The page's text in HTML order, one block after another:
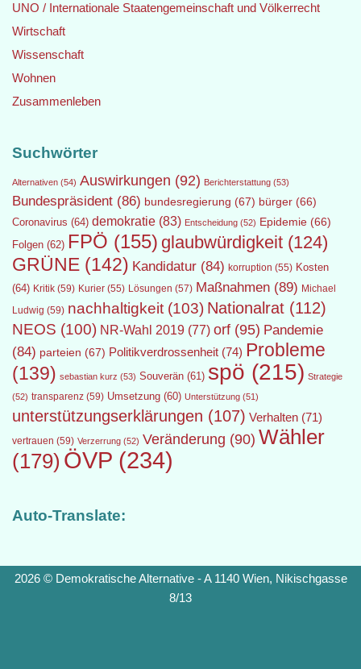
UNO / Internationale Staatengemeinschaft und Völkerrecht
Wirtschaft
Wissenschaft
Wohnen
Zusammenleben
Suchwörter
Alternativen (54) Auswirkungen (92) Berichterstattung (53)
Bundespräsident (86) bundesregierung (67) bürger (66)
Coronavirus (64) demokratie (83) Entscheidung (52) Epidemie (66)
Folgen (62) FPÖ (155) glaubwürdigkeit (124)
GRÜNE (142) Kandidatur (84) korruption (55) Kosten
(64) Kritik (59) Kurier (55) Lösungen (57) Maßnahmen (89) Michael
Ludwig (59) nachhaltigkeit (103) Nationalrat (112)
NEOS (100) NR-Wahl 2019 (77) orf (95) Pandemie
(84) parteien (67) Politikverdrossenheit (74) Probleme
(139) sebastian kurz (53) Souverän (61) spö (215) Strategie
(52) transparenz (59) Umsetzung (60) Unterstützung (51)
unterstützungserklärungen (107) Verhalten (71)
vertrauen (59) Verzerrung (52) Veränderung (90) Wähler
(179) ÖVP (234)
Auto-Translate:
2026 © Demokratische Alternative - A 1140 Wien, Nikischgasse
8/13